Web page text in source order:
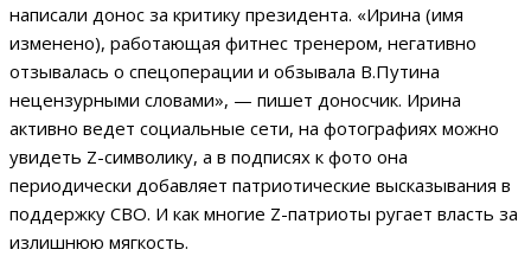
написали донос за критику президента. «Ирина (имя
изменено), работающая фитнес тренером, негативно
отзывалась о спецоперации и обзывала В.Путина
нецензурными словами», — пишет доносчик. Ирина
активно ведет социальные сети, на фотографиях можно
увидеть Z-символику, а в подписях к фото она
периодически добавляет патриотические высказывания в
поддержку СВО. И как многие Z-патриоты ругает власть за
излишнюю мягкость.